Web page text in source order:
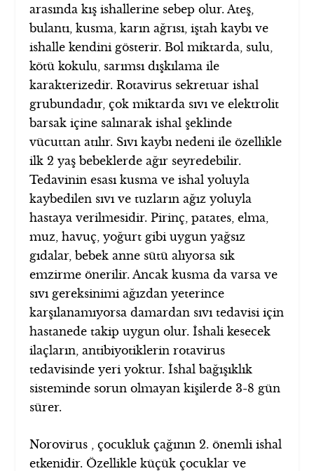
arasında kış ishallerine sebep olur. Ateş,
bulantı, kusma, karın ağrısı, iştah kaybı ve
ishalle kendini gösterir. Bol miktarda, sulu,
kötü kokulu, sarımsı dışkılama ile
karakterizedir. Rotavirus sekretuar ishal
grubundadır, çok miktarda sıvı ve elektrolit
barsak içine salınarak ishal şeklinde
vücuttan atılır. Sıvı kaybı nedeni ile özellikle
ilk 2 yaş bebeklerde ağır seyredebilir.
Tedavinin esası kusma ve ishal yoluyla
kaybedilen sıvı ve tuzların ağız yoluyla
hastaya verilmesidir. Pirinç, patates, elma,
muz, havuç, yoğurt gibi uygun yağsız
gıdalar, bebek anne sütü alıyorsa sık
emzirme önerilir. Ancak kusma da varsa ve
sıvı gereksinimi ağızdan yeterince
karşılanamıyorsa damardan sıvı tedavisi için
hastanede takip uygun olur. İshali kesecek
ilaçların, antibiyotiklerin rotavirus
tedavisinde yeri yoktur. İshal bağışıklık
sisteminde sorun olmayan kişilerde 3-8 gün
sürer.
Norovirus , çocukluk çağının 2. önemli ishal
etkenidir. Özellikle küçük çocuklar ve